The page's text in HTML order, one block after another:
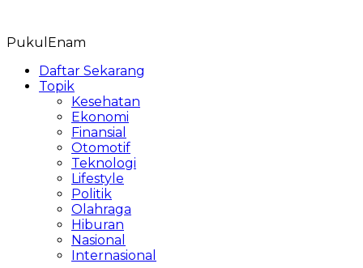
content
PukulEnam
Daftar Sekarang
Topik
Kesehatan
Ekonomi
Finansial
Otomotif
Teknologi
Lifestyle
Politik
Olahraga
Hiburan
Nasional
Internasional